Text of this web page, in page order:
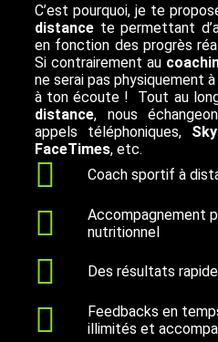
C’est pourquoi, je te
distance te permettant
en fonction des progrès
Si contrairement au
ne serai pas physiquement
à ton écoute ! Tout au
distance, nous
appels téléphoniques,
FaceTimes, etc.
Coach sportif à
Accompagnement
nutritionnel
Des résultats
Feedbacks en
illimités et